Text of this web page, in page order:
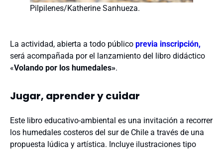
Pilpilenes/Katherine Sanhueza.
La actividad, abierta a todo público previa inscripción,
será acompañada por el lanzamiento del libro didáctico
«Volando por los humedales».
Jugar, aprender y cuidar
Este libro educativo-ambiental es una invitación a recorrer
los humedales costeros del sur de Chile a través de una
propuesta lúdica y artística. Incluye ilustraciones tipo